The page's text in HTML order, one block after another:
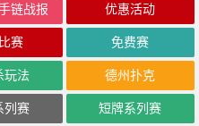
链战报 优惠活动
赛 免费赛
玩法 德州扑克
列赛 短牌系列赛